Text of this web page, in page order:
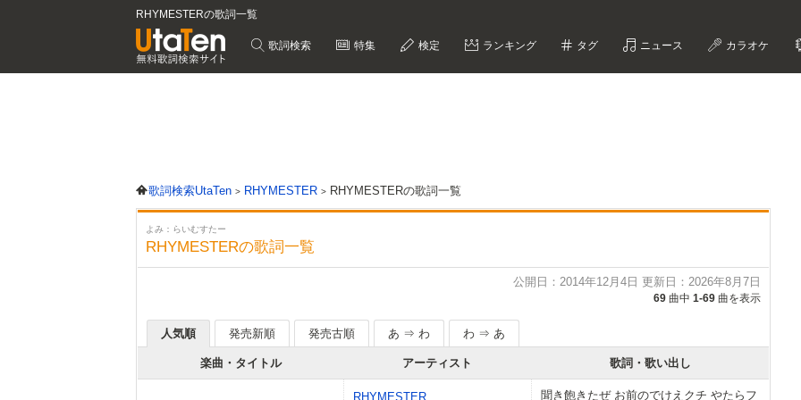
RHYMESTERの歌詞一覧
歌詞検索 特集 検定 ランキング タグ ニュース カラオケ
歌詞検索UtaTen RHYMESTER RHYMESTERの歌詞一覧
よみ：らいむすたー
RHYMESTERの歌詞一覧
公開日：2014年12月4日 更新日：2026年8月7日
69 曲中 1-69 曲を表示
人気順 発売新順 発売古順 あ ⇒ わ わ ⇒ あ
楽曲・タイトル アーティスト 歌詞・歌い出し
RHYMESTER
聞き飽きたぜ お前のでけえクチ やたらフ